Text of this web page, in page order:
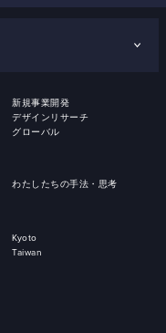
新規事業開発
デザインリサーチ
グローバル
わたしたちの手法・思考
Kyoto
Taiwan